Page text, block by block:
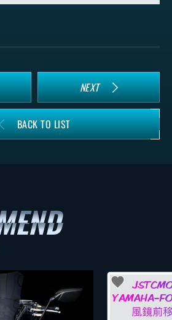
NEXT
BACK TO LIST